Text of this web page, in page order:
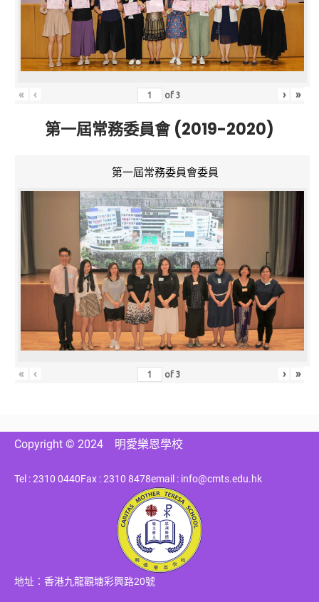
« ‹ of3 › »
第一屆常務委員會 (2019-2020)
第一屆常務委員會委員
« ‹ of3 › »
Copyright © 2024 明愛樂恩學校
Tel : 2310 0440Fax : 2310 8478email : info@cmts.edu.hk
地址：香港九龍觀塘彩興路20號